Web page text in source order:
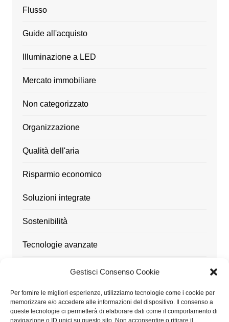
Gestisci Consenso Cookie
Per fornire le migliori esperienze, utilizziamo tecnologie come i cookie per
memorizzare e/o accedere alle informazioni del dispositivo. Il consenso a
queste tecnologie ci permetterà di elaborare dati come il comportamento di
navigazione o ID unici su questo sito. Non acconsentire o ritirare il
Flusso
Guide all'acquisto
Illuminazione a LED
Mercato immobiliare
Non categorizzato
Organizzazione
Qualità dell'aria
Risparmio economico
Soluzioni integrate
Sostenibilità
Tecnologie avanzate
Utensili